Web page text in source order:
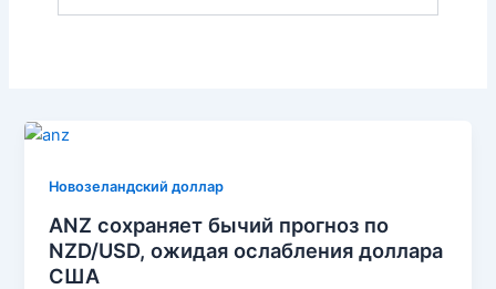
Новозеландский доллар
ANZ сохраняет бычий прогноз по
NZD/USD, ожидая ослабления доллара
США